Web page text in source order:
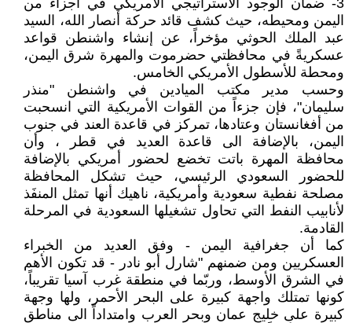
3- ضمان الوجود الاستراتيجي الأمريكي في أجزاء من
اليمن ومحيطه، حيث كشف قائد حركة أنصار الله، السيد
عبد الملك الحوثي مؤخراً، عن إنشاء واشنطن قواعد
عسكريةً في محافظتي حضرموت والمهرة شرق اليمن،
ومحطة للأسطول الأمريكي الخامس.
وحسب مدير مكتب الميادين في واشنطن "منذر
سليمان"، فإن جزءاً من القوات الأمريكية التي انسحبت
من أفغانستان وعتادها، تمركز في قاعدة العند في جنوب
اليمن، بالإضافة الى قاعدة العديد في قطر ، وأن
محافظة المهرة باتت تخضع لحضور أمريكي بالإضافة
للحضور السعودي الرئيسي، حيث تشكل المحافظة
مصلحة نفطية سعودية وأمريكية، ناهيك أنها تمثل المنفَذ
لأنابيب النفط التي تحاول تشغيلها السعودية في المرحلة
القادمة.
كما أن جغرافية اليمن - وفق العديد من الخبراء
العسكريين ومن ضمنهم "شارل أبو نادر - قد تكون الأهم
في الشرق الأوسط، وربّما في منطقة غرب آسيا تقريباً،
كونها تمتلك واجهة كبيرة على البحر الأحمر، ولها وجهة
كبيرة على خليج عمان وبحر العرب وامتداداً الى مناطق